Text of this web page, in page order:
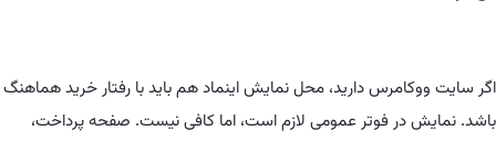
دارید، محل نمایش اینماد هم باید با رفتار خرید هماهنگ
در فوتر عمومی لازم است، اما کافی نیست. صفحه پرداخت،